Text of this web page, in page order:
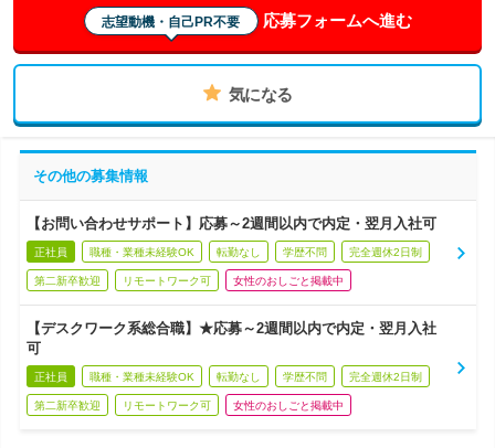
志望動機・自己PR不要 応募フォームへ進む
気になる
その他の募集情報
【お問い合わせサポート】応募～2週間以内で内定・翌月入社可
正社員 職種・業種未経験OK 転勤なし 学歴不問 完全週休2日制
第二新卒歓迎 リモートワーク可 女性のおしごと掲載中
【デスクワーク系総合職】★応募～2週間以内で内定・翌月入社
可
正社員 職種・業種未経験OK 転勤なし 学歴不問 完全週休2日制
第二新卒歓迎 リモートワーク可 女性のおしごと掲載中